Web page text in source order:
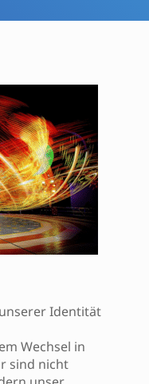
Identität
Wechsel in
sind nicht